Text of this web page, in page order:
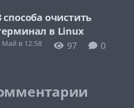
способа очистить
в Linux
Май в 12:58 97 0